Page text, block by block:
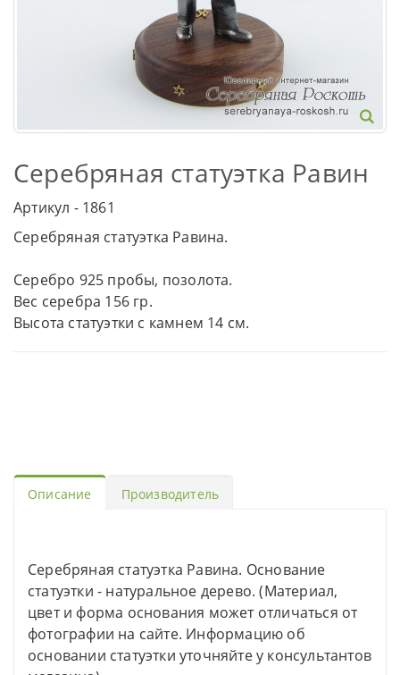
Серебряная статуэтка Равин
Артикул - 1861
Серебряная статуэтка Равина.
Серебро 925 пробы, позолота.
Вес серебра 156 гр.
Высота статуэтки с камнем 14 см.
Описание Производитель
Серебряная статуэтка Равина. Основание
статуэтки - натуральное дерево. (Материал,
цвет и форма основания может отличаться от
фотографии на сайте. Информацию об
основании статуэтки уточняйте у консультантов